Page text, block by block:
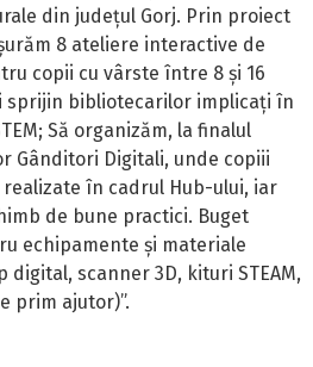
din județul Gorj. Prin proiect
8 ateliere interactive de
copii cu vârste între 8 și 16
sprijin bibliotecarilor implicați în
Să organizăm, la finalul
Gânditori Digitali, unde copiii
în cadrul Hub-ului, iar
de bune practici. Buget
echipamente și materiale
scanner 3D, kituri STEAM,
prim ajutor)”.